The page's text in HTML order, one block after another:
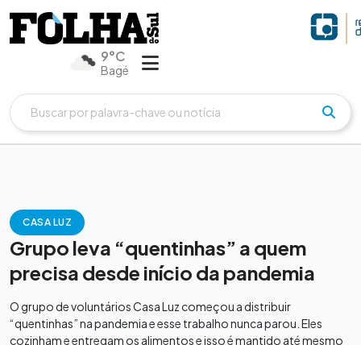
9°C
Bagé
CASA LUZ
Grupo leva “quentinhas” a quem
precisa desde início da pandemia
O grupo de voluntários Casa Luz começou a distribuir
“quentinhas” na pandemia e esse trabalho nunca parou. Eles
cozinham e entregam os alimentos e isso é mantido até mesmo